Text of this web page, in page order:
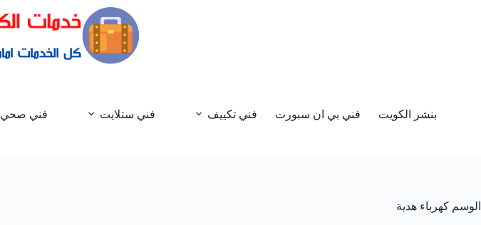
بنشر الكويت فني بي ان سبورت فني تكييف فني ستلايت فني صحي
الوسم كهرباء هدية